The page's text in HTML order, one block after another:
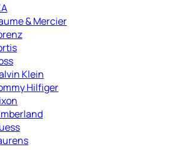
& Mercier
Klein
Hilfiger